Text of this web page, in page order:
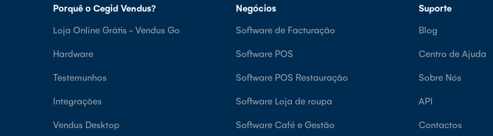
Porquê o Cegid Vendus?
Loja Online Grátis - Vendus Go
Hardware
Testemunhos
Integrações
Vendus Desktop
Negócios
Software de Facturação
Software POS
Software POS Restauração
Software Loja de roupa
Software Café e Gestão
Suporte
Blog
Centro de Ajuda
Sobre Nós
API
Contactos